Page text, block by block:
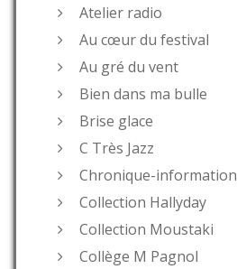
Atelier radio
Au cœur du festival
Au gré du vent
Bien dans ma bulle
Brise glace
C Très Jazz
Chronique-information
Collection Hallyday
Collection Moustaki
Collège M Pagnol